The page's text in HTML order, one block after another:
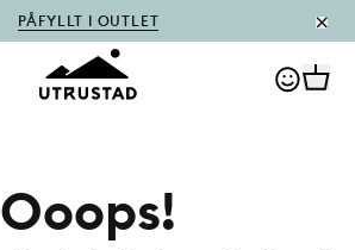
PÅFYLLT I OUTLET
Ooops!